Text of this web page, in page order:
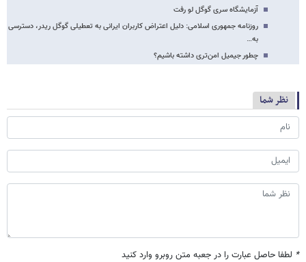
آزمایشگاه سری گوگل لو رفت
روزنامه جمهوری اسلامی: دلیل اعتراض کاربران ایرانی به تعطیلی گوگل ریدر، دسترسی
به…
چطور جیمیل امن‌تری داشته باشیم؟
نظر شما
* لطفا حاصل عبارت را در جعبه متن روبرو وارد کنید